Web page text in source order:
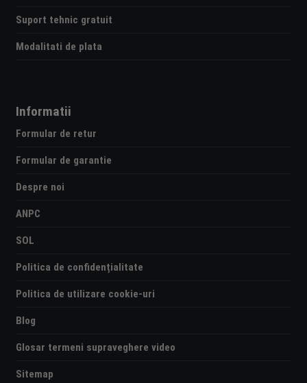
Suport tehnic gratuit
Modalitati de plata
Informatii
Formular de retur
Formular de garantie
Despre noi
ANPC
SOL
Politica de confidențialitate
Politica de utilizare cookie-uri
Blog
Glosar termeni supraveghere video
Sitemap